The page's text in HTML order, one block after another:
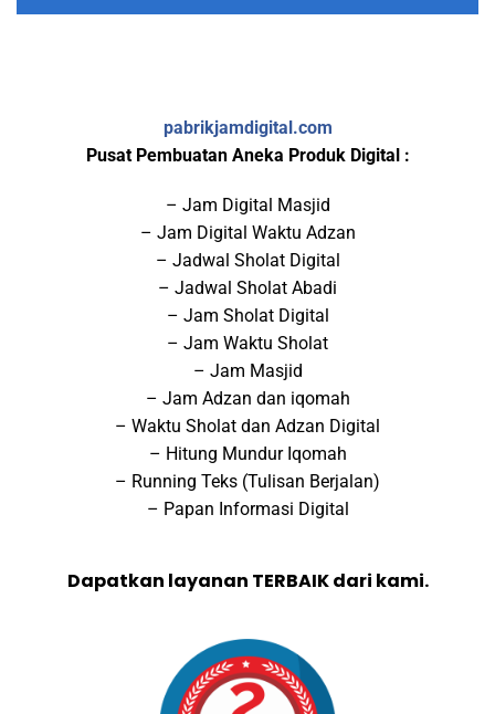
pabrikjamdigital.com
Pusat Pembuatan Aneka Produk Digital :
– Jam Digital Masjid
– Jam Digital Waktu Adzan
– Jadwal Sholat Digital
– Jadwal Sholat Abadi
– Jam Sholat Digital
– Jam Waktu Sholat
– Jam Masjid
– Jam Adzan dan iqomah
– Waktu Sholat dan Adzan Digital
– Hitung Mundur Iqomah
– Running Teks (Tulisan Berjalan)
– Papan Informasi Digital
Dapatkan layanan TERBAIK dari kami.